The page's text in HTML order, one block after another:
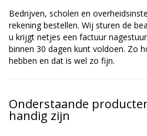
Bedrijven, scholen en
rekening bestellen. Wij sturen de
u krijgt netjes een factuur
binnen 30 dagen kunt voldoen. Zo
hebben en dat is wel zo fijn.
Onderstaande
handig zijn